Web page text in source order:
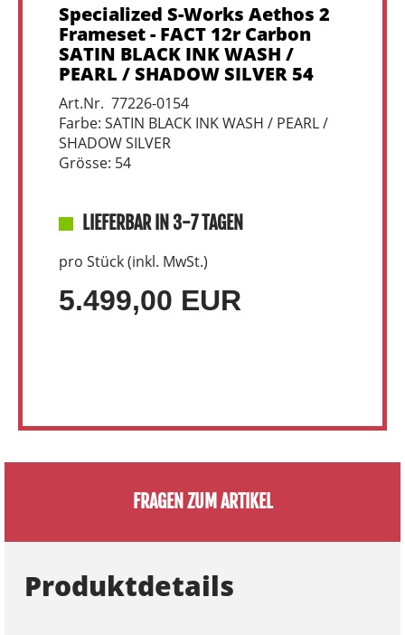
Specialized S-Works Aethos 2
Frameset - FACT 12r Carbon
SATIN BLACK INK WASH /
PEARL / SHADOW SILVER 54
Art.Nr. 77226-0154
Farbe: SATIN BLACK INK WASH / PEARL /
SHADOW SILVER
Grösse: 54
LIEFERBAR IN 3-7 TAGEN
pro Stück (inkl. MwSt.)
5.499,00 EUR
FRAGEN ZUM ARTIKEL
Produktdetails